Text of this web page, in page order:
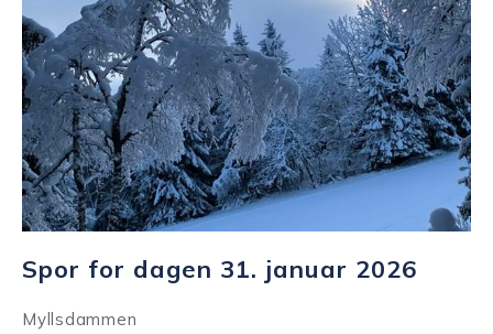
Spor for dagen 31. januar 2026
Myllsdammen